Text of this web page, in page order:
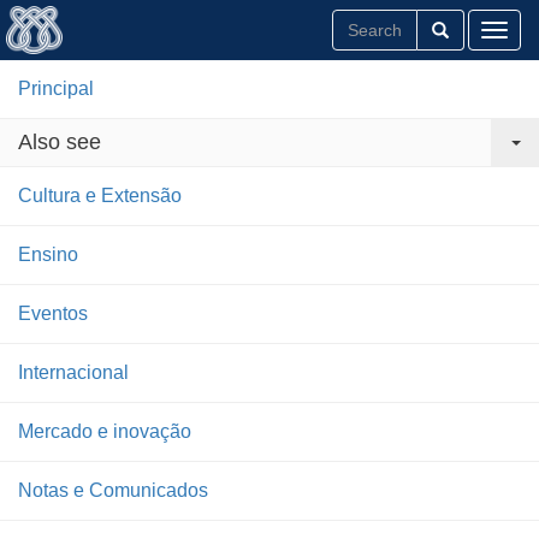
Principal
Also see
Cultura e Extensão
Ensino
Eventos
Internacional
Mercado e inovação
Notas e Comunicados